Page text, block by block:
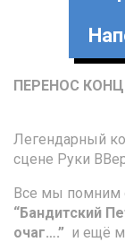
ПЕРЕНОС
Легендарный
сцене Руки
Все мы помним
“Бандитский
очаг….” и ещё